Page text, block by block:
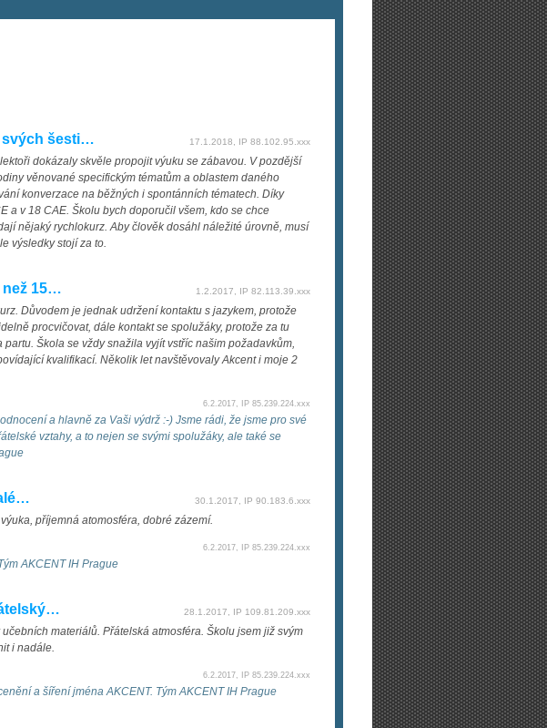
svých šesti… 17.1.2018, IP 88.102.95.xxx
dokázaly skvěle propojit výuku se zábavou. V pozdější
věnované specifickým tématům a oblastem daného
konverzace na běžných i spontánních tématech. Díky
a v 18 CAE. Školu bych doporučil všem, kdo se chce
nějaký rychlokurz. Aby člověk dosáhl náležité úrovně, musí
výsledky stojí za to.
než 15… 1.2.2017, IP 82.113.39.xxx
Důvodem je jednak udržení kontaktu s jazykem, protože
procvičovat, dále kontakt se spolužáky, protože za tu
Škola se vždy snažila vyjít vstříc našim požadavkům,
kvalifikací. Několik let navštěvovaly Akcent i moje 2
6.2.2017, IP 85.239.224.xxx
a hlavně za Vaši výdrž :-) Jsme rádi, že jsme pro své
vztahy, a to nejen se svými spolužáky, ale také se
30.1.2017, IP 90.183.6.xxx
příjemná atomosféra, dobré zázemí.
6.2.2017, IP 85.239.224.xxx
AKCENT IH Prague
28.1.2017, IP 109.81.209.xxx
materiálů. Přátelská atmosféra. Školu jsem již svým
i nadále.
6.2.2017, IP 85.239.224.xxx
a šíření jména AKCENT. Tým AKCENT IH Prague